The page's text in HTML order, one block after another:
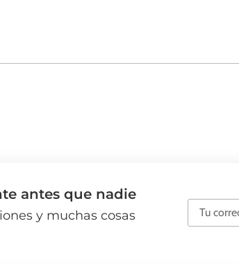
antes que nadie
y muchas cosas